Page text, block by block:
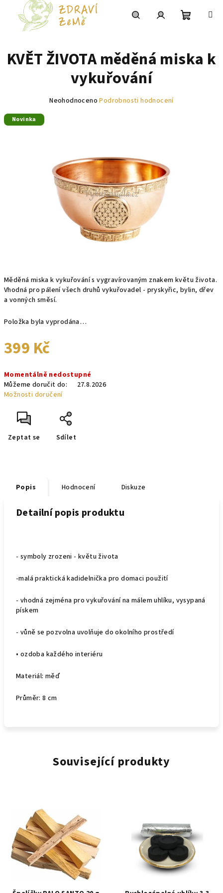
košík
Měděná miska k vykuřování s vygravírovaným znakem květu života.
Vhodná pro pálení všech druhů vykuřovadel - pryskyřic, bylin, dřev
a vonných směsí.
Položka byla vyprodána…
399 Kč
cena:
Momentálně nedostupné
Můžeme doručit do:
27.8.2026
Možnosti doručení
Zeptat se Sdílet
KVĚT ŽIVOTA měděná miska k
vykuřování
Průměrné
hvězdiček.
Neohodnoceno Podrobnosti hodnocení
Novinka
Popis Hodnocení Diskuze
Detailní popis produktu
- symboly zrozeni - květu života
-malá praktická kadidelnička pro domaci použití
- vhodná zejména pro vykuřování na málem uhlíku, vysypaná
pískem
- vůně se pozvolna uvolňuje do okolního prostředí
• ozdoba každého interiéru
Materiál: měď
Průměr: 8 cm
Související produkty